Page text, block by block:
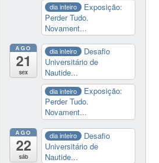
dia inteiro
Exposição:
Perder Tudo.
Novament...
AGO
21
sex
dia inteiro
Desafio
Universitário de
Nautide...
dia inteiro
Exposição:
Perder Tudo.
Novament...
AGO
22
sáb
dia inteiro
Desafio
Universitário de
Nautide...